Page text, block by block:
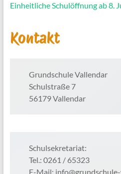
Einheitliche Schulöffnung ab 8.
Kontakt
Grundschule Vallendar
Schulstraße 7
56179 Vallendar
Schulsekretariat:
Tel.: 0261 / 65323
E-Mail: